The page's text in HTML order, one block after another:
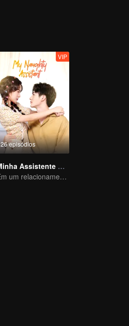
26 episódios
VIP
Minha Assistente Atrevida
Em um relacionamento com um ídolo